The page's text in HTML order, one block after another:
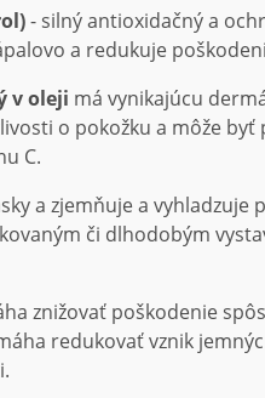
- silný antioxidačný a
a redukuje
v oleji má vynikajúcu
o pokožku a môže byť
C.
a zjemňuje a vyhladzuje
či dlhodobým
znižovať poškodenie
redukovať vznik